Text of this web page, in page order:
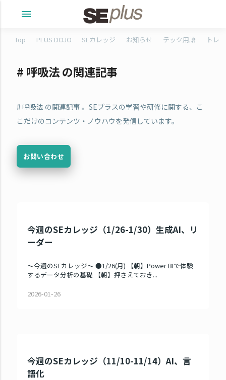
menu
Top PLUS DOJO SEカレッジ お知らせ テック用語 トレ
# 呼吸法 の関連記事
# 呼吸法 の関連記事 。SEプラスの学習や研修に関する、こ
こだけのコンテンツ・ノウハウを発信しています。
お問い合わせ
今週のSEカレッジ（1/26-1/30）生成AI、リ
ーダー
～今週のSEカレッジ～ ●1/26(月) 【朝】Power BIで体験
するデータ分析の基礎 【朝】押さえておき...
2026-01-26
今週のSEカレッジ（11/10-11/14）AI、言
語化